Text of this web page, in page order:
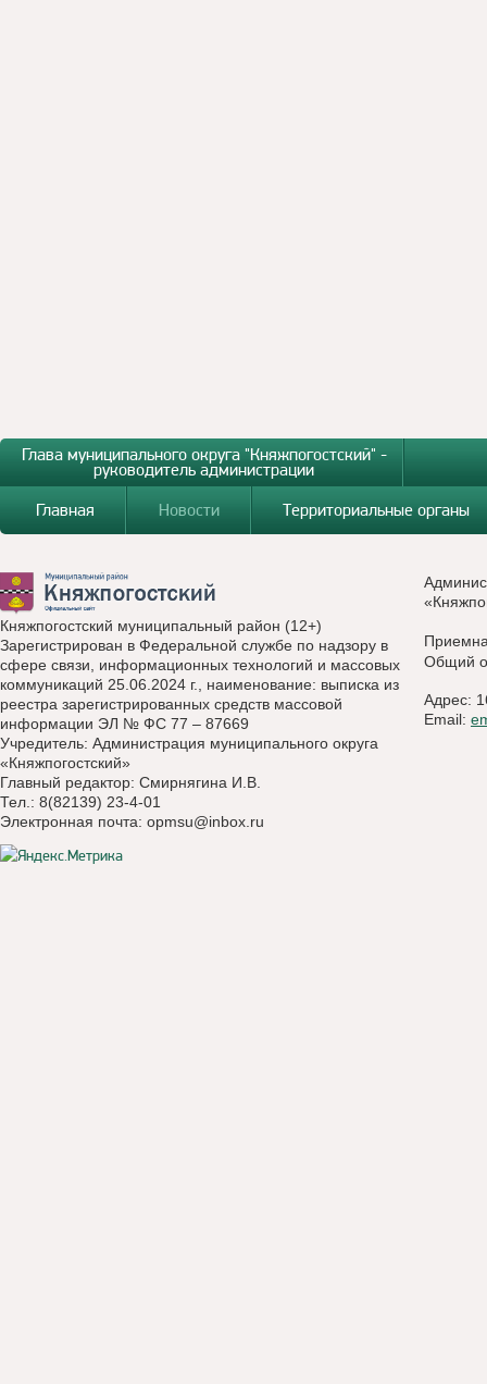
Глава муниципального округа "Княжпогостский" -
руководитель администрации
Главная
Новости Территориальные органы
Княжпогостский муниципальный район (12+)
Зарегистрирован в Федеральной службе по надзору в
сфере связи, информационных технологий и массовых
коммуникаций 25.06.2024 г., наименование: выписка из
реестра зарегистрированных средств массовой
информации ЭЛ № ФС 77 – 87669
Учредитель: Администрация муниципального округа
«Княжпогостский»
Главный редактор: Смирнягина И.В.
Тел.: 8(82139) 23-4-01
Электронная почта: opmsu@inbox.ru
Общий
Адрес:
Email: